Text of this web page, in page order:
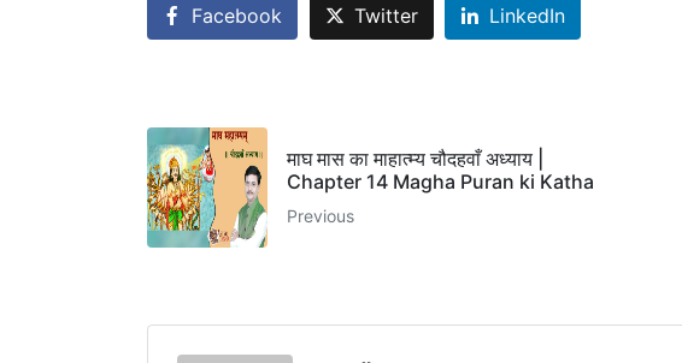
Facebook Twitter LinkedIn
माघ मास का माहात्म्य चौदहवाँ अध्याय |
Chapter 14 Magha Puran ki Katha
Previous